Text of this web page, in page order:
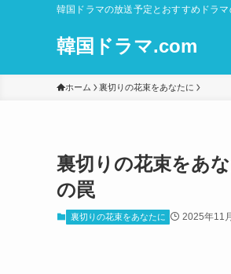
韓国ドラマの放送予定とおすすめドラマ
韓国ドラマ.com
ホーム 裏切りの花束をあなたに
裏切りの花束をあ
の罠
裏切りの花束をあなたに 2025年11